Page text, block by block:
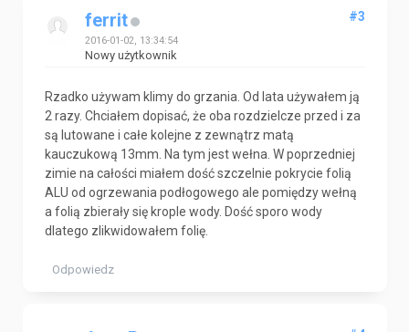
ferrit
2016-01-02, 13:34:54
Nowy użytkownik
#3
Rzadko używam klimy do grzania. Od lata używałem ją
2 razy. Chciałem dopisać, że oba rozdzielcze przed i za
są lutowane i całe kolejne z zewnątrz matą
kauczukową 13mm. Na tym jest wełna. W poprzedniej
zimie na całości miałem dość szczelnie pokrycie folią
ALU od ogrzewania podłogowego ale pomiędzy wełną
a folią zbierały się krople wody. Dość sporo wody
dlatego zlikwidowałem folię.
Odpowiedz